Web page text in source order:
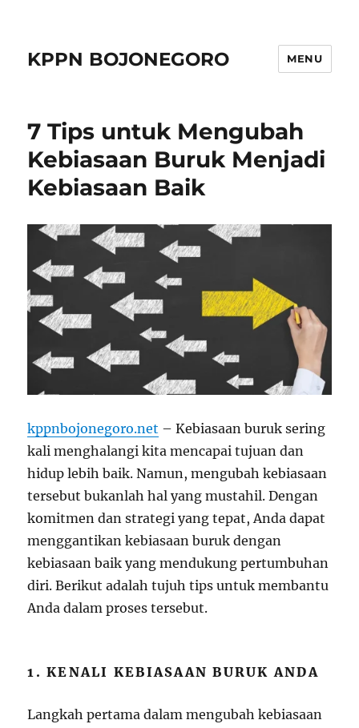
KPPN BOJONEGORO MENU
7 Tips untuk Mengubah
Kebiasaan Buruk Menjadi
Kebiasaan Baik
kppnbojonegoro.net – Kebiasaan buruk sering
kali menghalangi kita mencapai tujuan dan
hidup lebih baik. Namun, mengubah kebiasaan
tersebut bukanlah hal yang mustahil. Dengan
komitmen dan strategi yang tepat, Anda dapat
menggantikan kebiasaan buruk dengan
kebiasaan baik yang mendukung pertumbuhan
diri. Berikut adalah tujuh tips untuk membantu
Anda dalam proses tersebut.
1. KENALI KEBIASAAN BURUK ANDA
Langkah pertama dalam mengubah kebiasaan